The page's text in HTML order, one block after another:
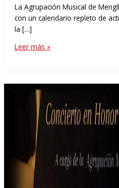
La Agrupación Musical de
con un calendario repleto de
la […]
Leer más »